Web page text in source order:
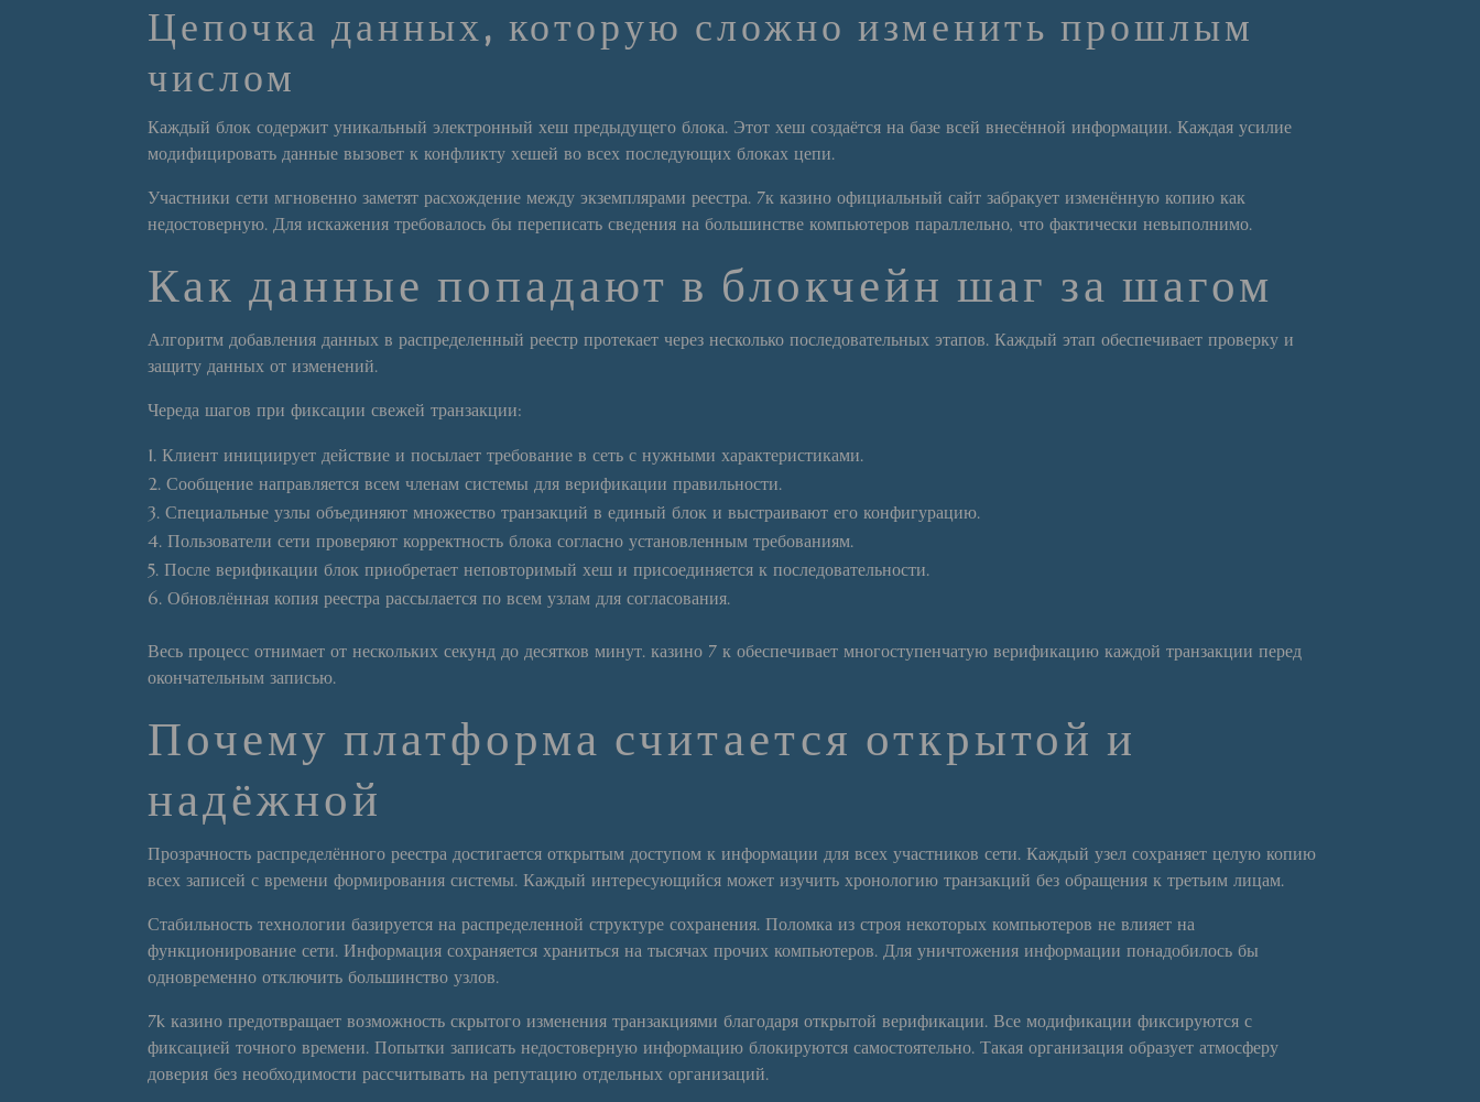
Цепочка данных, которую сложно изменить прошлым
числом
Каждый блок содержит уникальный электронный хеш предыдущего блока. Этот хеш создаётся на базе всей внесённой информации. Каждая усилие
модифицировать данные вызовет к конфликту хешей во всех последующих блоках цепи.
Участники сети мгновенно заметят расхождение между экземплярами реестра. 7к казино официальный сайт забракует изменённую копию как
недостоверную. Для искажения требовалось бы переписать сведения на большинстве компьютеров параллельно, что фактически невыполнимо.
Как данные попадают в блокчейн шаг за шагом
Алгоритм добавления данных в распределенный реестр протекает через несколько последовательных этапов. Каждый этап обеспечивает проверку и
защиту данных от изменений.
Череда шагов при фиксации свежей транзакции:
Клиент инициирует действие и посылает требование в сеть с нужными характеристиками.
Сообщение направляется всем членам системы для верификации правильности.
Специальные узлы объединяют множество транзакций в единый блок и выстраивают его конфигурацию.
Пользователи сети проверяют корректность блока согласно установленным требованиям.
После верификации блок приобретает неповторимый хеш и присоединяется к последовательности.
Обновлённая копия реестра рассылается по всем узлам для согласования.
Весь процесс отнимает от нескольких секунд до десятков минут. казино 7 к обеспечивает многоступенчатую верификацию каждой транзакции перед
окончательным записью.
Почему платформа считается открытой и
надёжной
Прозрачность распределённого реестра достигается открытым доступом к информации для всех участников сети. Каждый узел сохраняет целую копию
всех записей с времени формирования системы. Каждый интересующийся может изучить хронологию транзакций без обращения к третьим лицам.
Стабильность технологии базируется на распределенной структуре сохранения. Поломка из строя некоторых компьютеров не влияет на
функционирование сети. Информация сохраняется храниться на тысячах прочих компьютеров. Для уничтожения информации понадобилось бы
одновременно отключить большинство узлов.
7k казино предотвращает возможность скрытого изменения транзакциями благодаря открытой верификации. Все модификации фиксируются с
фиксацией точного времени. Попытки записать недостоверную информацию блокируются самостоятельно. Такая организация образует атмосферу
доверия без необходимости рассчитывать на репутацию отдельных организаций.